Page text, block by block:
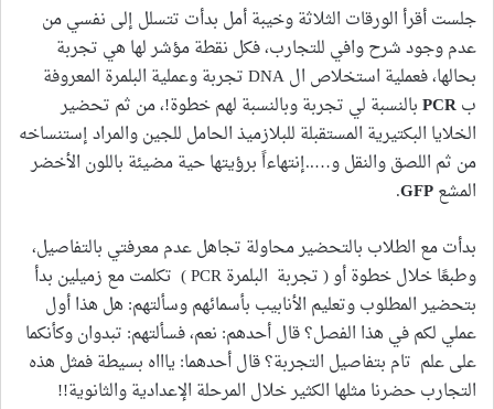
جلست أقرأ الورقات الثلاثة وخيبة أمل بدأت تتسلل إلى نفسي من
عدم وجود شرح وافي للتجارب، فكل نقطة مؤشر لها هي تجربة
بحالها، فعملية استخلاص ال DNA تجربة وعملية البلمرة المعروفة
بPCRبالنسبة لي تجربة وبالنسبة لهم خطوة!، من ثم تحضير
الخلايا البكتيرية المستقبلة للبلازميذ الحامل للجين والمراد إستنساخه
من ثم اللصق والنقل و…..إنتهاءاً برؤيتها حية مضيئة باللون الأخضر
المشعGFP
.
بدأت مع الطلاب بالتحضير محاولة تجاهل عدم معرفتي بالتفاصيل،
وطبعًا خلال خطوة أو ( تجربة البلمرة PCR ) تكلمت مع زميلين بدأ
بتحضير المطلوب وتعليم الأنابيب بأسمائهم وسألتهم: هل هذا أول
عملي لكم في هذا الفصل؟ قال أحدهم: نعم، فسألتهم: تبدوان وكأنكما
على علم تام بتفاصيل التجربة؟ قال أحدهما: ياااه بسيطة فمثل هذه
التجارب حضرنا مثلها الكثير خلال المرحلة الإعدادية والثانوية!!